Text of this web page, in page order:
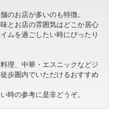
のお店が多いのも特徴。
とお店の雰囲気はどこか居心
ムを過ごしたい時にぴったり
理、中華・エスニックなどジ
歩圏内でいただけるおすすめ
時の参考に是非どうぞ。